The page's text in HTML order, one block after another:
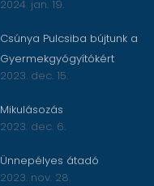
2024. jan. 19.
Csúnya Pulcsiba bújtunk a
Gyermekgyógyítókért
2023. dec. 15.
Mikulásozás
2023. dec. 6.
Ünnepélyes átadó
2023. nov. 28.